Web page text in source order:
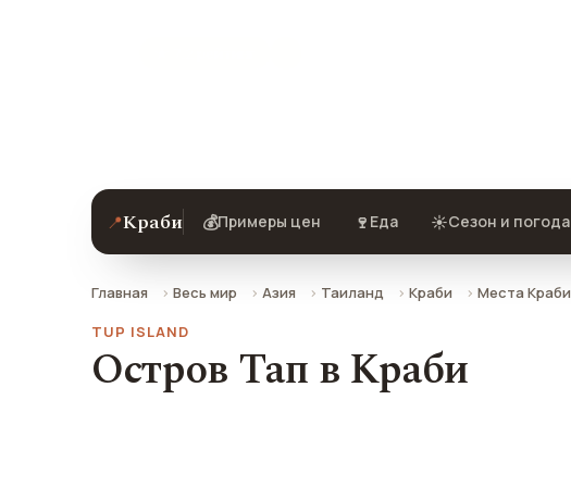
📍Краби 💰Примеры цен 🍷 Еда ☀️Сезон и погода
Главная Весь мир Азия Таиланд Краби Места Краби
TUP ISLAND
Остров Тап в Краби